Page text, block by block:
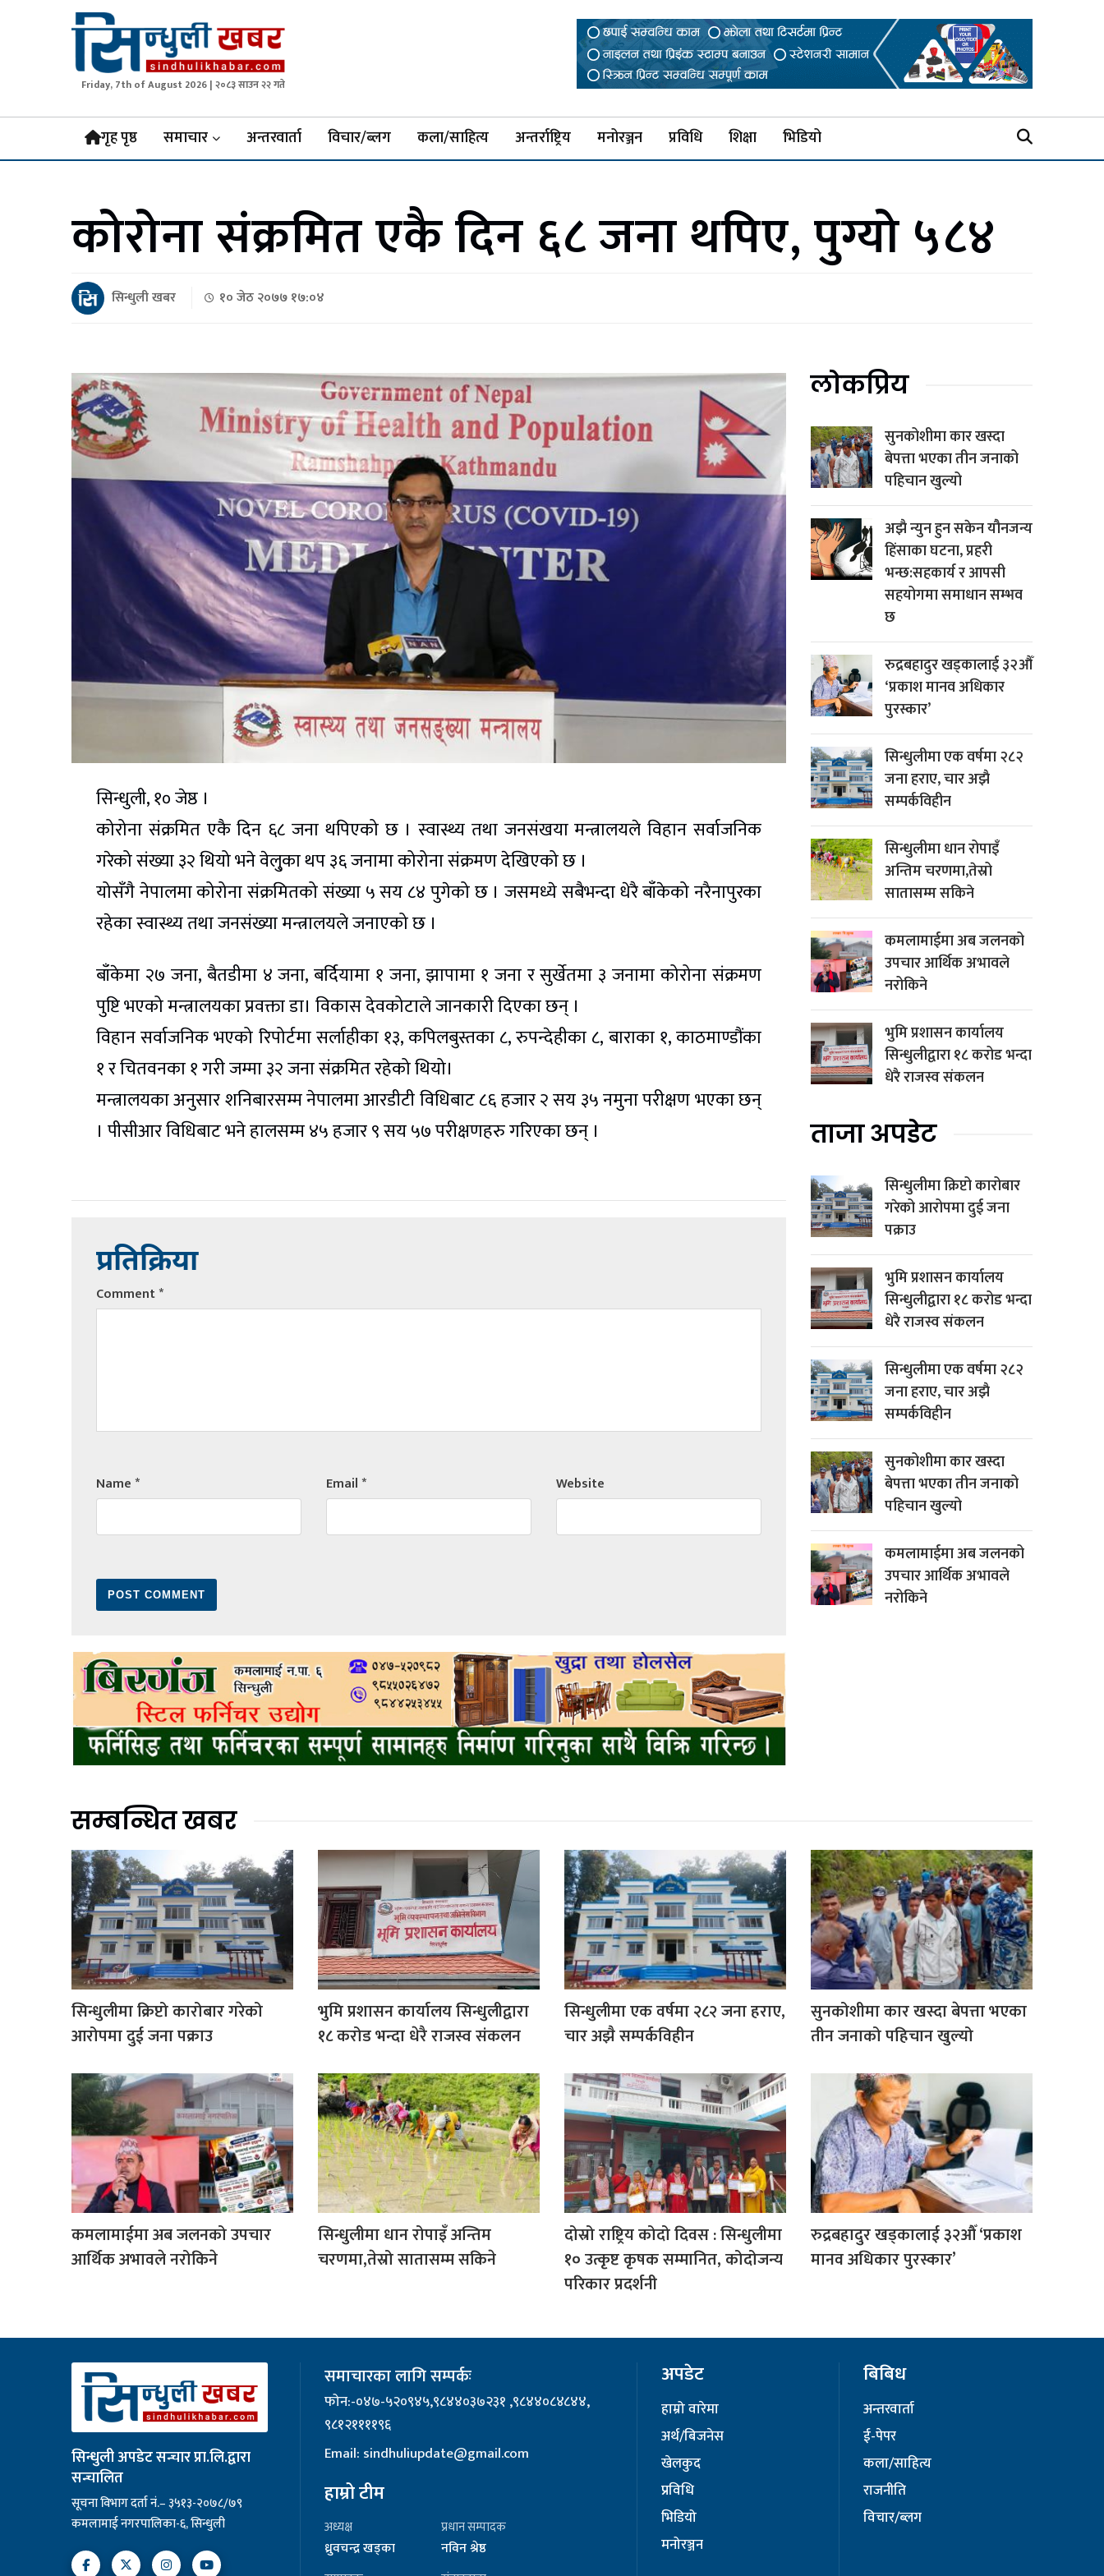
Sindhuli Khabar
News from Sindhuli Nepal
Friday, 7th of August 2026 | २०८३ साउन २२ गते
गृह पृष्ठ समाचार अन्तरवार्ता विचार/ब्लग कला/साहित्य अन्तर्राष्ट्रिय मनोरञ्जन प्रविधि शिक्षा भिडियो
कोरोना संक्रमित एकै दिन ६८ जना थपिए, पुग्यो ५८४
सिन्धुली खबर १० जेठ २०७७ १७:०४
सिन्धुली, १० जेष्ठ ।
कोरोना संक्रमित एकै दिन ६८ जना थपिएको छ । स्वास्थ्य तथा जनसंखया मन्त्रालयले विहान सर्वाजनिक
गरेको संख्या ३२ थियो भने वेलु्का थप ३६ जनामा कोरोना संक्रमण देखिएको छ ।
योसँगै नेपालमा कोरोना संक्रमितको संख्या ५ सय ८४ पुगेको छ । जसमध्ये सबैभन्दा धेरै बाँकेको नरैनापुरका
रहेका स्वास्थ्य तथा जनसंख्या मन्त्रालयले जनाएको छ ।
बाँकेमा २७ जना, बैतडीमा ४ जना, बर्दियामा १ जना, झापामा १ जना र सुर्खेतमा ३ जनामा कोरोना संक्रमण
पुष्टि भएको मन्त्रालयका प्रवक्ता डा। विकास देवकोटाले जानकारी दिएका छन् ।
विहान सर्वाजनिक भएको रिपोर्टमा सर्लाहीका १३, कपिलबुस्तका ८, रुपन्देहीका ८, बाराका १, काठमाण्डौंका
१ र चितवनका १ गरी जम्मा ३२ जना संक्रमित रहेको थियो।
मन्त्रालयका अनुसार शनिबारसम्म नेपालमा आरडीटी विधिबाट ८६ हजार २ सय ३५ नमुना परीक्षण भएका छन्
। पीसीआर विधिबाट भने हालसम्म ४५ हजार ९ सय ५७ परीक्षणहरु गरिएका छन् ।
प्रतिक्रिया
Comment*
Name* Email* Website
लोकप्रिय
सुनकोशीमा कार खस्दा
बेपत्ता भएका तीन जनाको
पहिचान खुल्यो
अझै न्युन हुन सकेन यौनजन्य
हिंसाका घटना, प्रहरी
भन्छ:सहकार्य र आपसी
सहयोगमा समाधान सम्भव
छ
रुद्रबहादुर खड्कालाई ३२औँ
‘प्रकाश मानव अधिकार
पुरस्कार’
सिन्धुलीमा एक वर्षमा २८२
जना हराए, चार अझै
सम्पर्कविहीन
सिन्धुलीमा धान रोपाइँ
अन्तिम चरणमा,तेस्रो
सातासम्म सकिने
कमलामाईमा अब जलनको
उपचार आर्थिक अभावले
नरोकिने
भुमि प्रशासन कार्यालय
सिन्धुलीद्वारा १८ करोड भन्दा
धेरै राजस्व संकलन
ताजा अपडेट
सिन्धुलीमा क्रिप्टो कारोबार
गरेको आरोपमा दुई जना
पक्राउ
भुमि प्रशासन कार्यालय
सिन्धुलीद्वारा १८ करोड भन्दा
धेरै राजस्व संकलन
सिन्धुलीमा एक वर्षमा २८२
जना हराए, चार अझै
सम्पर्कविहीन
सुनकोशीमा कार खस्दा
बेपत्ता भएका तीन जनाको
पहिचान खुल्यो
कमलामाईमा अब जलनको
उपचार आर्थिक अभावले
नरोकिने
सम्बन्धित खबर
सिन्धुलीमा क्रिप्टो कारोबार गरेको
आरोपमा दुई जना पक्राउ
भुमि प्रशासन कार्यालय सिन्धुलीद्वारा
१८ करोड भन्दा धेरै राजस्व संकलन
सिन्धुलीमा एक वर्षमा २८२ जना हराए,
चार अझै सम्पर्कविहीन
सुनकोशीमा कार खस्दा बेपत्ता भएका
तीन जनाको पहिचान खुल्यो
कमलामाईमा अब जलनको उपचार
आर्थिक अभावले नरोकिने
सिन्धुलीमा धान रोपाइँ अन्तिम
चरणमा,तेस्रो सातासम्म सकिने
दोस्रो राष्ट्रिय कोदो दिवस : सिन्धुलीमा
१० उत्कृष्ट कृषक सम्मानित, कोदोजन्य
परिकार प्रदर्शनी
रुद्रबहादुर खड्कालाई ३२औँ ‘प्रकाश
मानव अधिकार पुरस्कार’
सिन्धुली अपडेट सन्चार प्रा.लि.द्वारा
सन्चालित
सूचना विभाग दर्ता नं.– ३५१३-२०७८/७९
कमलामाई नगरपालिका-६, सिन्धुली
समाचारका लागि सम्पर्कः
फोन:-०४७-५२०९४५,९८४४०३७२३१ ,९८४४०८४८४४,
९८१२११११९६
Email: sindhuliupdate@gmail.com
हाम्रो टीम
अध्यक्ष
ध्रुवचन्द्र खड्का
प्रधान सम्पादक
नविन श्रेष्ठ
अपडेट
हाम्रो वारेमा
अर्थ/बिजनेस
खेलकुद
प्रविधि
भिडियो
मनोरञ्जन
बिबिध
अन्तरवार्ता
ई-पेपर
कला/साहित्य
राजनीति
विचार/ब्लग